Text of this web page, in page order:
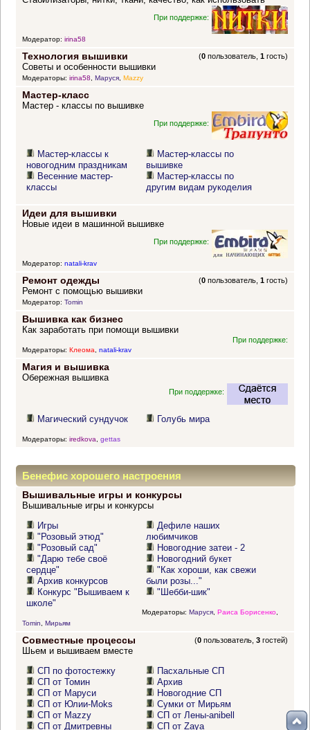
При поддержке:
Модератор: irina58
Технология вышивки (0 пользователь,1 гость)
Советы и особенности вышивки
Модераторы: irina58, Маруся, Mazzy
Мастер-класс
Мастер - классы по вышивке
При поддержке:
Мастер-классы к
новогодним праздникам
Весенние мастер-
классы
Мастер-классы по
вышивке
Мастер-классы по
другим видам рукоделия
Идеи для вышивки
Новые идеи в машинной вышивке
При поддержке:
Модератор: natali-krav
Ремонт одежды (0 пользователь,1 гость)
Ремонт с помощью вышивки
Модератор: Tomin
Вышивка как бизнес
Как заработать при помощи вышивки
При поддержке:
Модераторы: Клеома, natali-krav
Магия и вышивка
Обережная вышивка
При поддержке:
Магический сундучок Голубь мира
Модераторы: iredkova gettas
Бенефис хорошего настроения
Вышивальные игры и конкурсы
Вышивальные игры и конкурсы
Игры
"Розовый этюд"
"Розовый сад"
"Дарю тебе своё
сердце"
Архив конкурсов
Конкурс "Вышиваем к
школе"
Дефиле наших
любимчиков
Новогодние затеи - 2
Новогодний букет
"Как хороши, как свежи
были розы..."
"Шебби-шик"
Модераторы: Маруся, Раиса Борисенко,
Tomin
Мирьям
Совместные процессы (0 пользователь,3 гостей)
Шьем и вышиваем вместе
СП по фотостежку
СП от Томин
СП от Маруси
СП от Юлии-Moks
СП от Mazzy
СП от Дмитревны
Пасхальные СП
Архив
Новогодние СП
Сумки от Мирьям
СП от Лены-anibell
СП от Zaya